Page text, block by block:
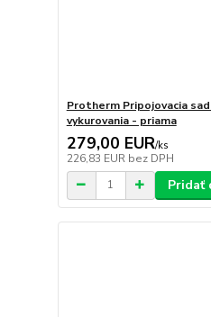
Protherm Pripojovacia
vykurovania - priama
279,00 EUR/ks
226,83 EUR bez DPH
Pridať